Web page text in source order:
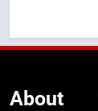
About